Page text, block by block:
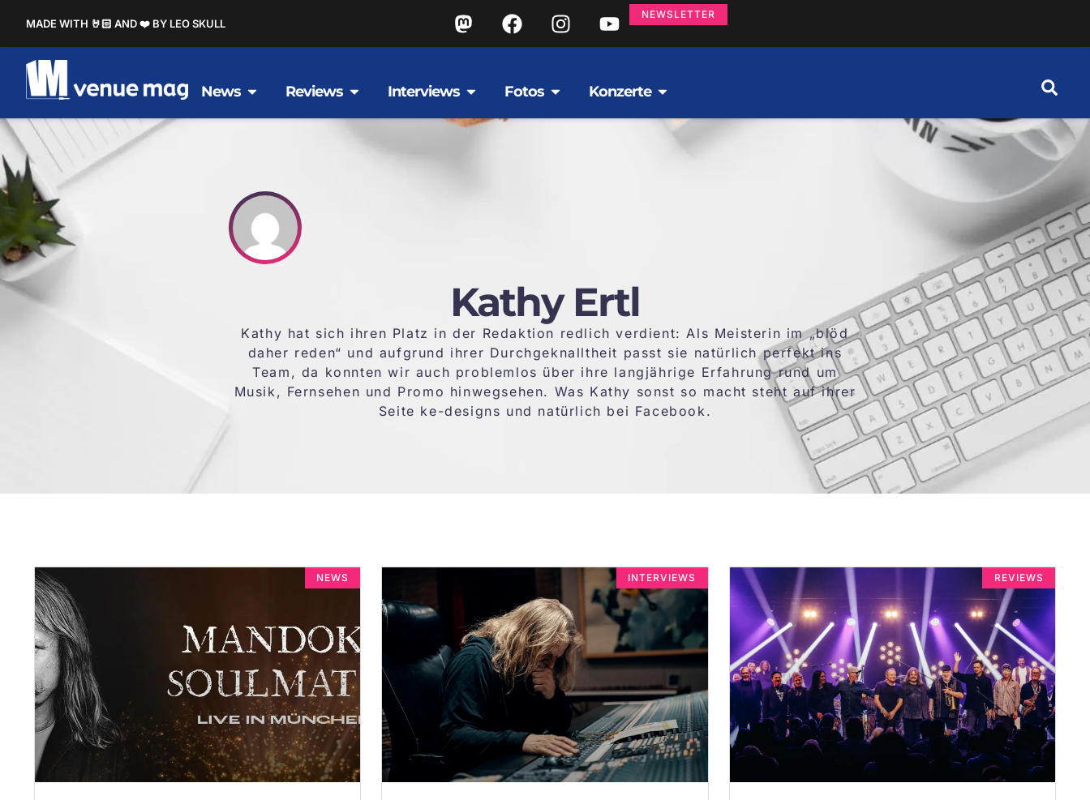
MADE WITH 🤘🏻 AND ❤️ BY LEO SKULL
NEWSLETTER
News Reviews Interviews Fotos Konzerte
Kathy Ertl
Kathy hat sich ihren Platz in der Redaktion redlich verdient: Als Meisterin im „blöd
daher reden“ und aufgrund ihrer Durchgeknalltheit passt sie natürlich perfekt ins
Team, da konnten wir auch problemlos über ihre langjährige Erfahrung rund um
Musik, Fernsehen und Promo hinwegsehen. Was Kathy sonst so macht steht auf ihrer
Seite ke-designs und natürlich bei Facebook.
NEWS INTERVIEWS REVIEWS